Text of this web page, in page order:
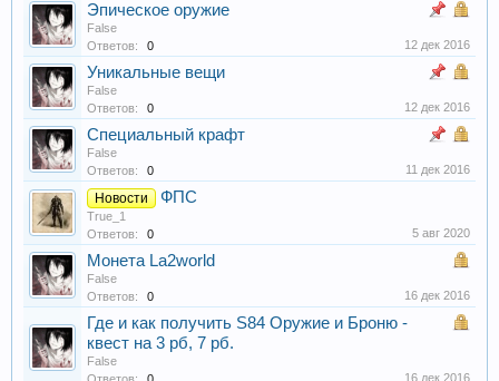
Эпическое оружие
False
Ответов:
0 12 дек 2016
Уникальные вещи
False
Ответов:
0 12 дек 2016
Специальный крафт
False
Ответов:
0 11 дек 2016
Новости ФПС
True_1
Ответов:
0 5 авг 2020
Монета La2world
False
Ответов:
0 16 дек 2016
Где и как получить S84 Оружие и Броню -
квест на 3 рб, 7 рб.
False
16 дек 2016